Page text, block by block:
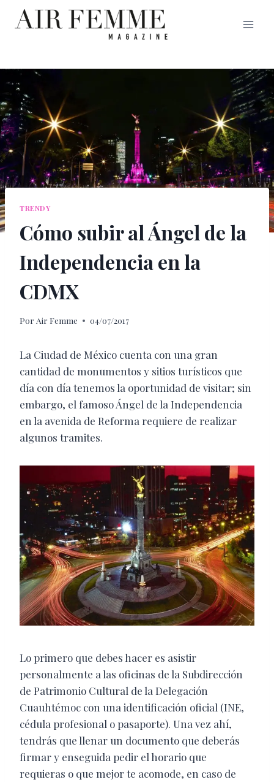
Saltar
TRENDY
Cómo subir al Ángel de la
Independencia en la
CDMX
Por Air Femme 04/07/2017
La Ciudad de México cuenta con una gran
cantidad de monumentos y sitios turísticos que
día con día tenemos la oportunidad de visitar; sin
embargo, el famoso Ángel de la Independencia
en la avenida de Reforma requiere de realizar
algunos tramites.
Lo primero que debes hacer es asistir
personalmente a las oficinas de la Subdirección
de Patrimonio Cultural de la Delegación
Cuauhtémoc con una identificación oficial (INE,
cédula profesional o pasaporte). Una vez ahí,
tendrás que llenar un documento que deberás
firmar y enseguida pedir el horario que
requieras o que mejor te acomode, en caso de